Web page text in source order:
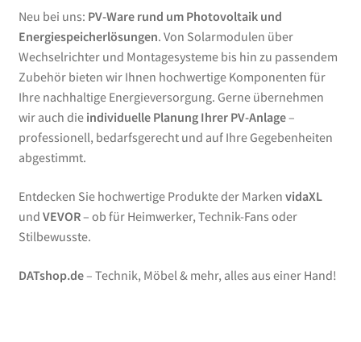
Neu bei uns: PV-Ware rund um Photovoltaik und
Energiespeicherlösungen. Von Solarmodulen über
Wechselrichter und Montagesysteme bis hin zu passendem
Zubehör bieten wir Ihnen hochwertige Komponenten für
Ihre nachhaltige Energieversorgung. Gerne übernehmen
wir auch die individuelle Planung Ihrer PV-Anlage–
professionell, bedarfsgerecht und auf Ihre Gegebenheiten
abgestimmt.
Entdecken Sie hochwertige Produkte der Marken vidaXL
und VEVOR– ob für Heimwerker, Technik-Fans oder
Stilbewusste.
DATshop.de– Technik, Möbel & mehr, alles aus einer Hand!